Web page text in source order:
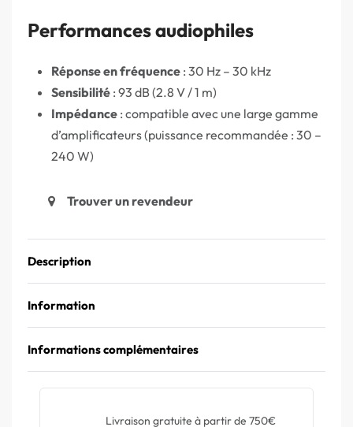
Performances audiophiles
Réponse en fréquence : 30 Hz – 30 kHz
Sensibilité : 93 dB (2.8 V / 1 m)
Impédance : compatible avec une large gamme
d’amplificateurs (puissance recommandée : 30 –
240 W)
Trouver un revendeur
Description
Information
Informations complémentaires
Livraison gratuite à partir de 750€